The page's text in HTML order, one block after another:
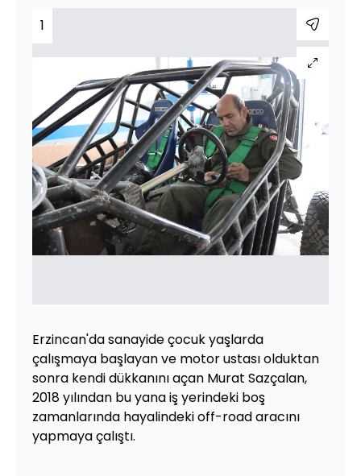
1
Erzincan'da sanayide çocuk yaşlarda
çalışmaya başlayan ve motor ustası olduktan
sonra kendi dükkanını açan Murat Sazçalan,
2018 yılından bu yana iş yerindeki boş
zamanlarında hayalindeki off-road aracını
yapmaya çalıştı.